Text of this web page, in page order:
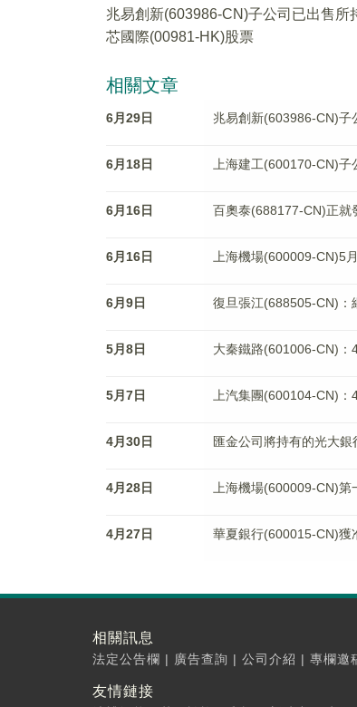
兆易創新(603986-CN)子公司已出售所
芯國際(00981-HK)股票
相關文章
6月29日 兆易創新(603986-CN)子
6月18日 上海建工(600170-CN)
6月16日 百奧泰(688177-CN)正就
6月16日 上海機場(600009-CN)5
6月9日 復旦張江(688505-CN)：
5月8日 大秦鐵路(601006-CN)：
5月7日 上汽集團(600104-CN)
4月30日 匯金公司將持有的光大
4月28日 上海機場(600009-CN)
4月27日 華夏銀行(600015-CN)獲
相關訊息
法定公告欄 | 廣告查詢 | 公司介紹 | 專欄邀
友情鏈接